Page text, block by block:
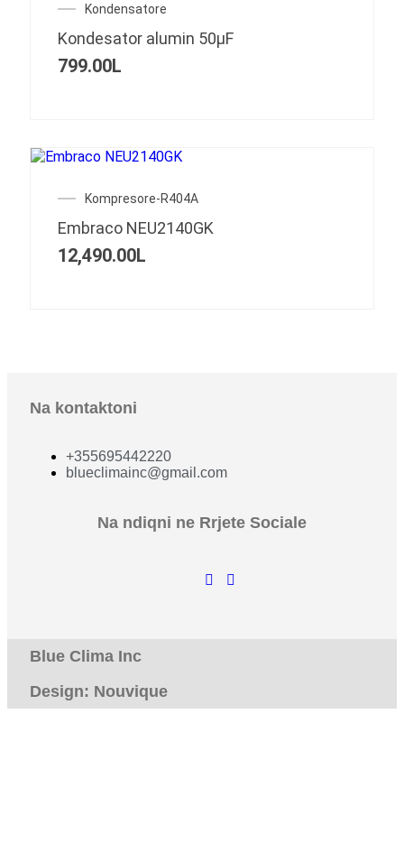
Kondensatore
Kondesator alumin 50μF
799.00L
Kompresore-R404A
Embraco NEU2140GK
12,490.00L
Na kontaktoni
+355695442220
blueclimainc@gmail.com
Na ndiqni ne Rrjete Sociale
Blue Clima Inc
Design: Nouvique